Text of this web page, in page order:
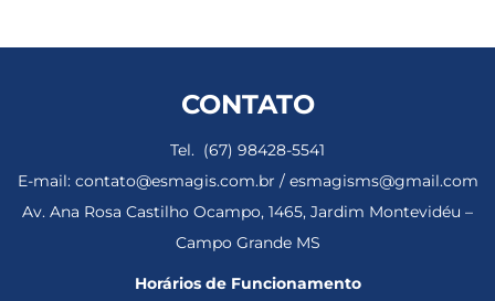
CONTATO
Tel. (67) 98428-5541
E-mail: contato@esmagis.com.br / esmagisms@gmail.com
Av. Ana Rosa Castilho Ocampo, 1465, Jardim Montevidéu –
Campo Grande MS
Horários de Funcionamento